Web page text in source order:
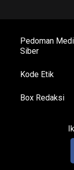
Pedoman
Siber
Kode Etik
Box Redaksi